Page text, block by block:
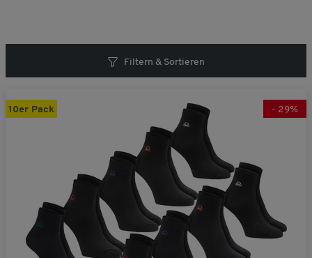
Filtern & Sortieren
10er Pack - 29%